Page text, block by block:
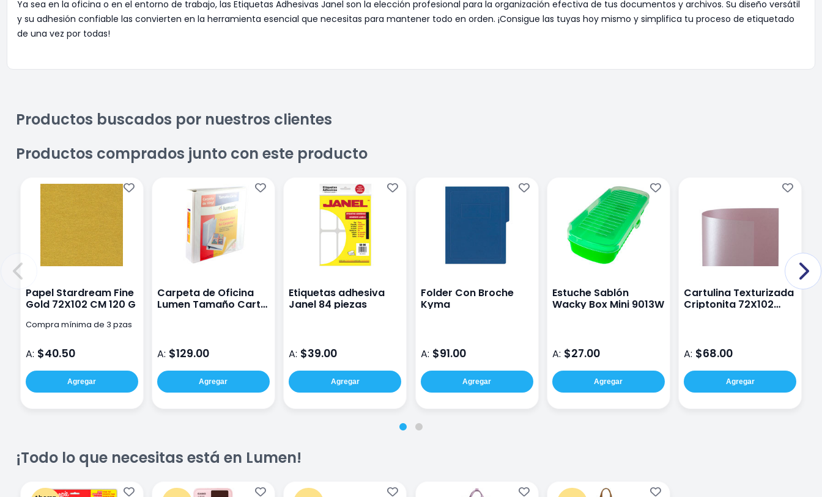
Ya sea en la oficina o en el entorno de trabajo, las Etiquetas Adhesivas Janel son la elección profesional para la organización efectiva de tus documentos y archivos. Su diseño versátil
y su adhesión confiable las convierten en la herramienta esencial que necesitas para mantener todo en orden. ¡Consigue las tuyas hoy mismo y simplifica tu proceso de etiquetado
de una vez por todas!
Productos buscados por nuestros clientes
Productos comprados junto con este producto
Papel Stardream Fine
Gold 72X102 CM 120 G
Compra mínima de 3 pzas
A: $40.50
Agregar
Carpeta de Oficina
Lumen Tamaño Carta
A: $129.00
Agregar
Etiquetas adhesiva
Janel 84 piezas
A: $39.00
Agregar
Folder Con Broche
Kyma
A: $91.00
Agregar
Estuche Sablón
Wacky Box Mini 9013W
A: $27.00
Agregar
Cartulina Texturizada
Criptonita 72X102
A: $68.00
Agregar
¡Todo lo que necesitas está en Lumen!